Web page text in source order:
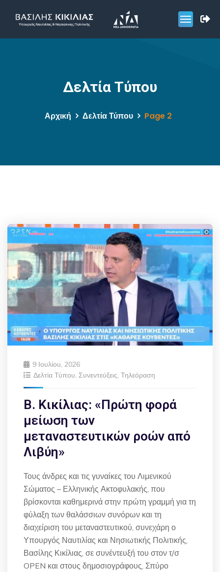
Δελτία Τύπου
Αρχική Δελτία Τύπου Page 2
9 Ιουλίου, 2026
Δελτία Τύπου, Συνεντεύξεις, Τηλεόραση
Β. Κικίλιας: «Πρώτη φορά
μείωση των
μεταναστευτικών ροών από
Λιβύη»
Τους άνδρες και τις γυναίκες του Λιμενικού
Σώματος – Ελληνικής Ακτοφυλακής, που
βρίσκονται καθημερινά στην πρώτη γραμμή για τη
φύλαξη των θαλάσσιων συνόρων και τη
διαχείριση του μεταναστευτικού, συνεχάρη ο
Υπουργός Ναυτιλίας και Νησιωτικής Πολιτικής,
Βασίλης Κικίλιας, σε συνέντευξή του στον τ/σ
OPEN και στους δημοσιογράφους, Σπύρο